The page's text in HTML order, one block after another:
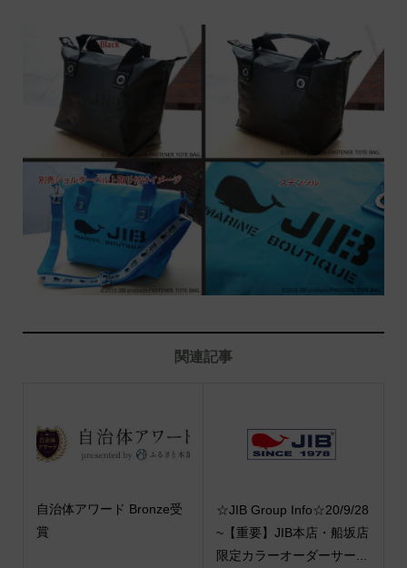
関連記事
自治体アワード Bronze受
賞
☆JIB Group Info☆20/9/28
~【重要】JIB本店・船坂店
限定カラーオーダーサー...